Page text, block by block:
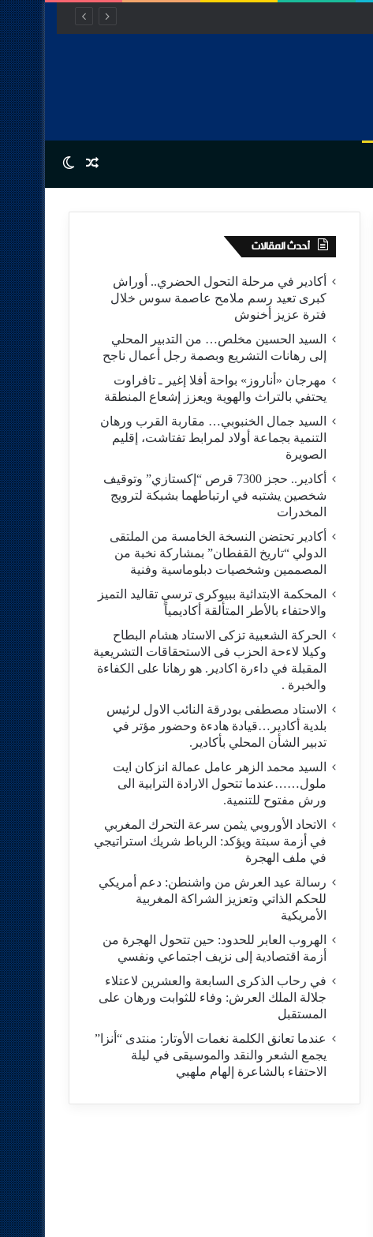
Random Article
Switch skin
أحدث المقالات
أكادير في مرحلة التحول الحضري.. أوراش
كبرى تعيد رسم ملامح عاصمة سوس خلال
فترة عزيز أخنوش
السيد الحسين مخلص… من التدبير المحلي
إلى رهانات التشريع وبصمة رجل أعمال ناجح
مهرجان «أناروز» بواحة أفلا إغير ـ تافراوت
يحتفي بالتراث والهوية ويعزز إشعاع المنطقة
السيد جمال الخنبوبي… مقاربة القرب ورهان
التنمية بجماعة أولاد لمرابط تفتاشت، إقليم
الصويرة
أكادير.. حجز 7300 قرص “إكستازي” وتوقيف
شخصين يشتبه في ارتباطهما بشبكة لترويج
المخدرات
أكادير تحتضن النسخة الخامسة من الملتقى
الدولي “تاريخ القفطان” بمشاركة نخبة من
المصممين وشخصيات دبلوماسية وفنية
المحكمة الابتدائية ببيوكرى ترسي تقاليد التميز
والاحتفاء بالأطر المتألقة أكاديمياً
الحركة الشعبية تزكى الاستاد هشام البطاح
وكيلا لاءحة الحزب فى الاستحقاقات التشريعية
المقبلة في داءرة اكادير. هو رهانا على الكفاءة
والخبرة .
الاستاد مصطفى بودرقة النائب الاول لرئيس
بلدية أكادير…قيادة هادءة وحضور مؤتر في
تدبير الشأن المحلي بأكادير.
السيد محمد الزهر عامل عمالة انزكان ايت
ملول……عندما تتحول الارادة الترابية الى
ورش مفتوح للتنمية.
الاتحاد الأوروبي يثمن سرعة التحرك المغربي
في أزمة سبتة ويؤكد: الرباط شريك استراتيجي
في ملف الهجرة
رسالة عيد العرش من واشنطن: دعم أمريكي
للحكم الذاتي وتعزيز الشراكة المغربية
الأمريكية
​الهروب العابر للحدود: حين تتحول الهجرة من
أزمة اقتصادية إلى نزيف اجتماعي ونفسي
في رحاب الذكرى السابعة والعشرين لاعتلاء
جلالة الملك العرش: وفاء للثوابت ورهان على
المستقبل
​عندما تعانق الكلمة نغمات الأوتار: منتدى “أنزا”
يجمع الشعر والنقد والموسيقى في ليلة
الاحتفاء بالشاعرة إلهام ملهبي